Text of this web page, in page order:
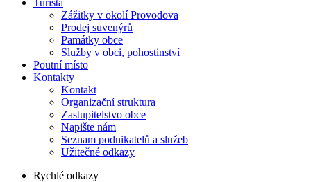
Turista
Zážitky v okolí Provodova
Prodej suvenýrů
Památky obce
Služby v obci, pohostinství
Poutní místo
Kontakty
Kontakt
Organizační struktura
Zastupitelstvo obce
Napište nám
Seznam podnikatelů a služeb
Užitečné odkazy
Rychlé odkazy